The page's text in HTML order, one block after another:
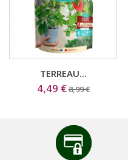
TERREAU...
4,49 €8,99 €